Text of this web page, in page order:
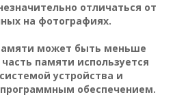
отличаться от
на фотографиях.
может быть меньше
памяти используется
устройства и
обеспечением.